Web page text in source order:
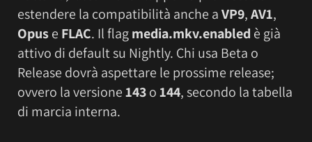
estendere la compatibilità anche aVP9,AV1,
Opuse FLAC. Il flagmedia.mkv.enabled è già
attivo di default su Nightly. Chi usa Beta o
Release dovrà aspettare le prossime release;
ovvero la versione143o144, secondo la tabella
di marcia interna.